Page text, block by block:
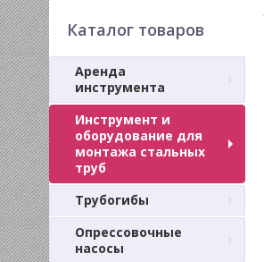
Каталог товаров
Аренда
инструмента
Инструмент и
оборудование для
монтажа стальных
труб
Трубогибы
Опрессовочные
насосы